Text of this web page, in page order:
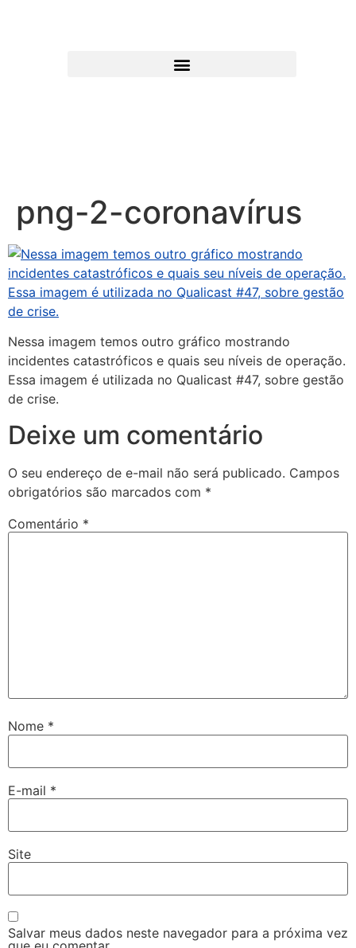
png-2-coronavírus
Nessa imagem temos outro gráfico mostrando
incidentes catastróficos e quais seu níveis de operação.
Essa imagem é utilizada no Qualicast #47, sobre gestão
de crise.
Deixe um comentário
O seu endereço de e-mail não será publicado. Campos
obrigatórios são marcados com *
Comentário *
Nome *
E-mail *
Site
Salvar meus dados neste navegador para a próxima vez